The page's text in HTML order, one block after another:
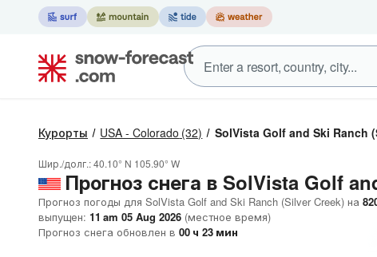
Курорты USA - Colorado (32) SolVista Golf and Ski Ranch
Шир./долг.:40.10° N 105.90° W
Прогноз снега в SolVista Golf
Прогноз погоды для SolVista Golf and Ski Ranch (Silver Creek) на
выпущен: 11 am 05 Aug 2026 (местное время)
Прогноз снега обновлен в 00 ч 23 мин